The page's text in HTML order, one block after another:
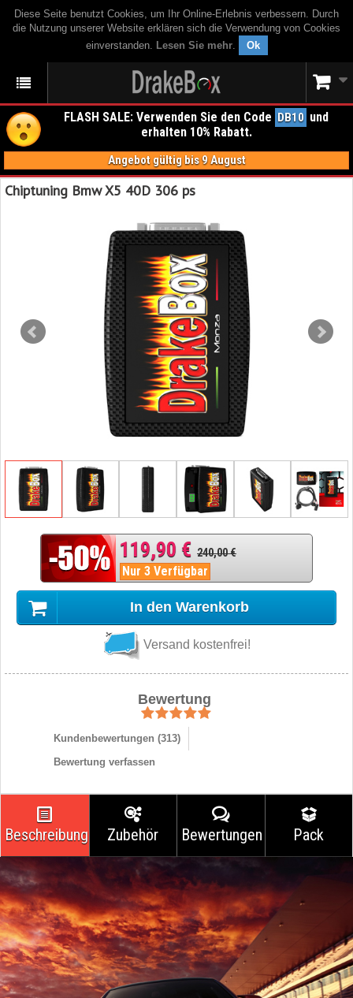
Diese Seite benutzt Cookies, um Ihr Online-Erlebnis verbessern. Durch
die Nutzung unserer Website erklären sich die Verwendung von Cookies
einverstanden. Lesen Sie mehr. Ok
FLASH SALE: Verwenden Sie den Code DB10 und
erhalten 10% Rabatt.
Angebot gültig bis 9 August
Chiptuning Bmw X5 40D 306 ps
119,90 € 240,00 €
Nur 3 Verfügbar
In den Warenkorb
Versand kostenfrei!
Bewertung
Kundenbewertungen (313)
Bewertung verfassen
Beschreibung Zubehör Bewertungen Pack